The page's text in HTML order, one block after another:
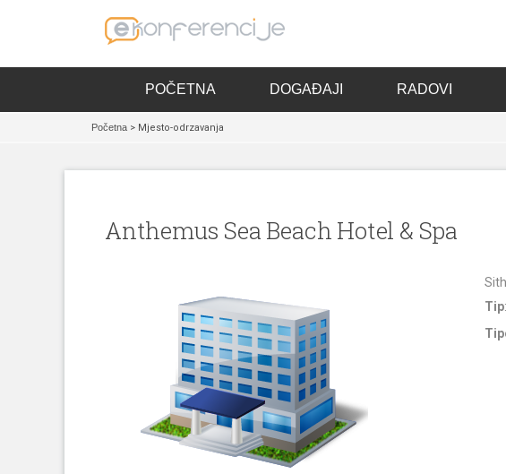
POČETNA DOGAĐAJI RADOVI
Početna > Mjesto-odrzavanja
Anthemus Sea Beach Hotel & Spa
Tip